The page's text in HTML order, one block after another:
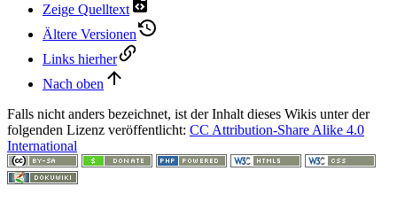
Zeige Quelltext
Ältere Versionen
Links hierher
Nach oben
Falls nicht anders bezeichnet, ist der Inhalt dieses Wikis unter der
folgenden Lizenz veröffentlicht: CC Attribution-Share Alike 4.0
International